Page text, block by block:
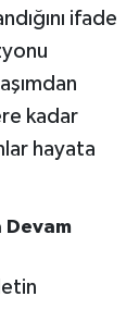
ifade
kadar
hayata
Devam